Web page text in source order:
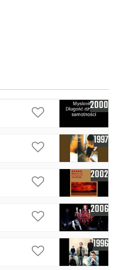
2000
1997
2002
2006
1996